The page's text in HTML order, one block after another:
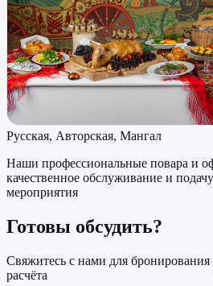
Русская, Авторская, Мангал
Наши профессиональные повара и
качественное обслуживание и
мероприятия
Готовы обсудить?
Свяжитесь с нами для
расчёта